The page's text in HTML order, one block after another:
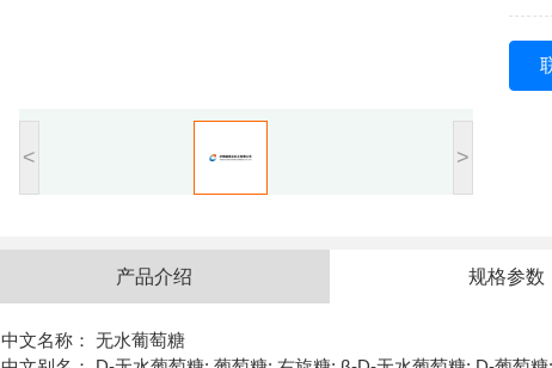
< >
产品介绍 规格参数
中文名称： 无水葡萄糖